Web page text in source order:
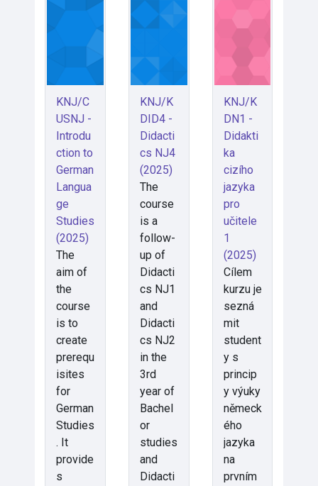
KNJ/C
USNJ -
Introdu
ction to
German
Langua
ge
Studies
(2025)
The
aim of
the
course
is to
create
prerequ
isites
for
German
Studies
. It
provide
s
KNJ/K
DID4 -
Didacti
cs NJ4
(2025)
The
course
is a
follow-
up of
Didacti
cs NJ1
and
Didacti
cs NJ2
in the
3rd
year of
Bachel
or
studies
and
Didacti
KNJ/K
DN1 -
Didakti
ka
cizího
jazyka
pro
učitele
1
(2025)
Cílem
kurzu je
sezná
mit
student
y s
princip
y výuky
německ
ého
jazyka
na
prvním